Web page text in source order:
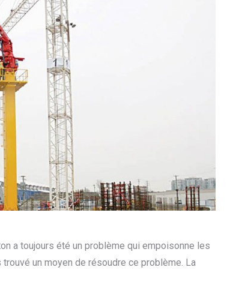
a toujours été un problème qui empoisonne les
un moyen de résoudre ce problème. La